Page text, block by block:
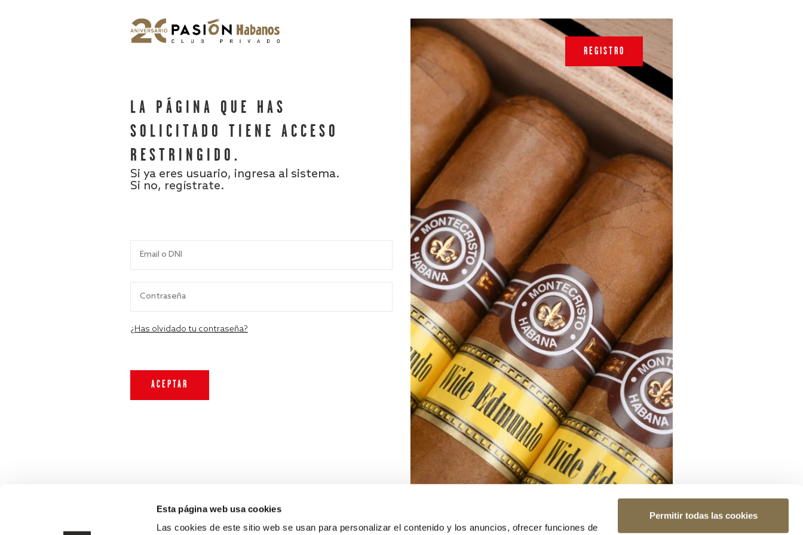
Esta página web usa cookies
Las cookies de este sitio web se usan para personalizar el contenido y los anuncios, ofrecer funciones de
Permitir todas las cookies
LA PÁGINA QUE HAS
SOLICITADO TIENE ACCESO
RESTRINGIDO.
Si ya eres usuario, ingresa al sistema.
Si no, regístrate.
¿Has olvidado tu contraseña?
REGISTRO